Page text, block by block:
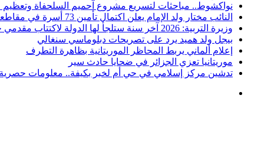
نواكشوط.. مباحثات لتسريع مشروع آحميم السلحفاة وتعظيم
النائب مختار ولد الإمام يعلن اكتمال تأمين 73 أسرة في مقاطعة كرو
وزيرة التربية: 2026 آخر سنة ستلجأ لها الدولة لاكتتاب مقدمي خدمات
بيجل ولد هميد يرد على تصريحات دبلوماسي سنغالي
إعلام ألماني يربط المحاظر الموريتانية بظاهرة التطرف
موريتانيا تعزي الجزائر في ضحايا حادث سير
تدشين مركز إسلامي في حي أم لخبر بكيفة.. معلومات حصرية